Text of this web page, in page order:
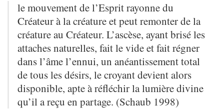
le mouvement de l’Esprit rayonne du
Créateur à la créature et peut remonter de la
créature au Créateur. L’ascèse, ayant brisé les
attaches naturelles, fait le vide et fait régner
dans l’âme l’ennui, un anéantissement total
de tous les désirs, le croyant devient alors
disponible, apte à réfléchir la lumière divine
qu’il a reçu en partage. (Schaub 1998)